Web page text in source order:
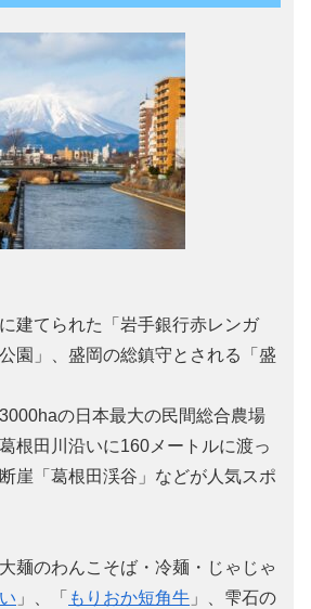
建てられた「岩手銀行赤レンガ
園」、盛岡の総鎮守とされる「盛
の日本最大の民間総合農場
根田川沿いに160メートルに渡っ
崖「葛根田渓谷」などが人気スポ
麺のわんこそば・冷麺・じゃじゃ
」、「 もりおか短角牛 」、雫石の